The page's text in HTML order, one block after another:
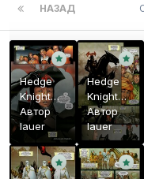
НАЗАД
Hedge
Knight
#5 24
Автор
lauer
Hedge
Knight
#5 23
Автор
lauer